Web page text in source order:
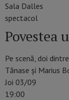
Sala Dalles
spectacol
Povestea
Pe scenă, doi
Tănase și Marius
Joi 03/09
19:00